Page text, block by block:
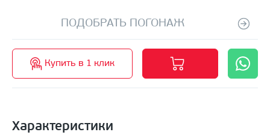
ПОДОБРАТЬ ПОГОНАЖ
Купить в 1 клик
Характеристики